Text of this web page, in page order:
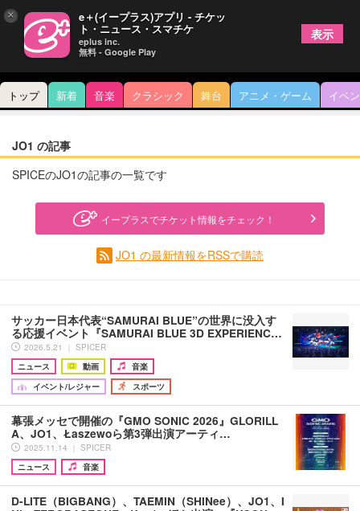
トップ 新着 音楽 クラシック 舞台 アニメ・ゲーム イベ
JO1 の記事
SPICEのJO1の記事の一覧です
イープラスでチケット情報をチェック！
JO1 の最新情報をRSSで購読
サッカー日本代表“SAMURAI BLUE”の世界に没入す
る応援イベント『SAMURAI BLUE 3D EXPERIENC…
2026.5.21 ｜ SPICER
ニュース
動画
音楽
イベント/レジャー
スポーツ
幕張メッセで開催の『GMO SONIC 2026』GLORILL
A、JO1、Łaszewoら第3弾出演アーティ…
2025.11.14 ｜ SPICER
ニュース
音楽
D-LITE（BIGBANG）、TAEMIN（SHINee）、JO1、I
× e＋(イープラス)アプリ - チケッ
ト・ニュース・スマチケ
eplus inc.
無料 - Google Play
表示